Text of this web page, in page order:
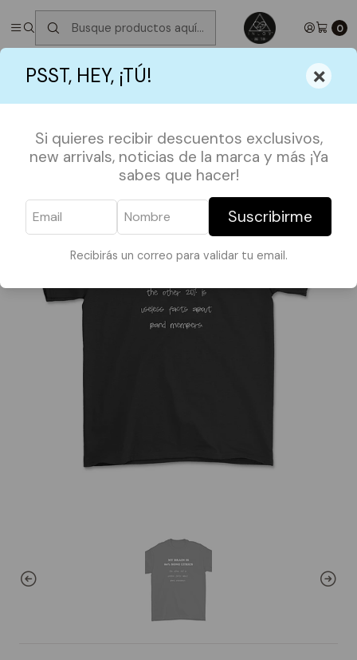
PSST, HEY, ¡TÚ! ×
Si quieres recibir descuentos exclusivos,
new arrivals, noticias de la marca y más ¡Ya
sabes que hacer!
Suscribirme
Recibirás un correo para validar tu email.
0
✮ ⋆ ˚｡𖦹 ⋆｡°✩Próximos Despachos jueves 6 de Agosto
°✩
POLERAS